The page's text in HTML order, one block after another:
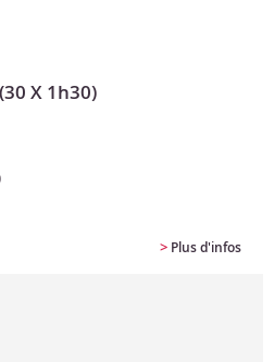
X 1h30)
> Plus d'infos